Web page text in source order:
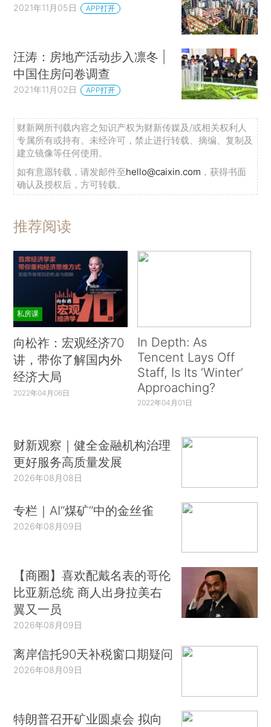
2021年11月05日 APP打开
汪涛：房地产活动步入凛冬 |
中国住房问卷调查
2021年11月02日 APP打开
财新网所刊载内容之知识产权为财新传媒及/或相关权利人
专属所有或持有。未经许可，禁止进行转载、摘编、复制及
建立镜像等任何使用。
如有意愿转载，请发邮件至hello@caixin.com ，获得书面
确认及授权后，方可转载。
推荐阅读
私房课
向松祚：宏观经济70
讲，带你了解国内外
经济大局
2022年04月06日
In Depth: As
Tencent Lays Off
Staff, Is Its ‘Winter’
Approaching?
2022年04月01日
财新观察｜健全金融机构治理
更好服务高质量发展
2026年08月08日
专栏｜AI“煤矿”中的金丝雀
2026年08月09日
【商圈】喜欢配戴名表的哥伦
比亚新总统 商人出身拉美右
翼又一员
2026年08月09日
离岸信托90天补税窗口期疑问
2026年08月09日
特朗普召开矿业圆桌会 拟向